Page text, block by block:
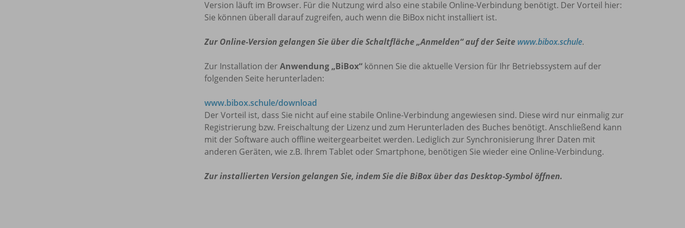
Version läuft im Browser. Für die Nutzung wird also eine stabile Online-Verbindung benötigt. Der Vorteil hier:
Sie können überall darauf zugreifen, auch wenn die BiBox nicht installiert ist.
Zur Online-Version gelangen Sie über die Schaltfläche „Anmelden“ auf der Seite www.bibox.schule.
Zur Installation der Anwendung „BiBox“ können Sie die aktuelle Version für Ihr Betriebssystem auf der
folgenden Seite herunterladen:
www.bibox.schule/download
Der Vorteil ist, dass Sie nicht auf eine stabile Online-Verbindung angewiesen sind. Diese wird nur einmalig zur
Registrierung bzw. Freischaltung der Lizenz und zum Herunterladen des Buches benötigt. Anschließend kann
mit der Software auch offline weitergearbeitet werden. Lediglich zur Synchronisierung Ihrer Daten mit
anderen Geräten, wie z.B. Ihrem Tablet oder Smartphone, benötigen Sie wieder eine Online-Verbindung.
Zur installierten Version gelangen Sie, indem Sie die BiBox über das Desktop-Symbol öffnen.